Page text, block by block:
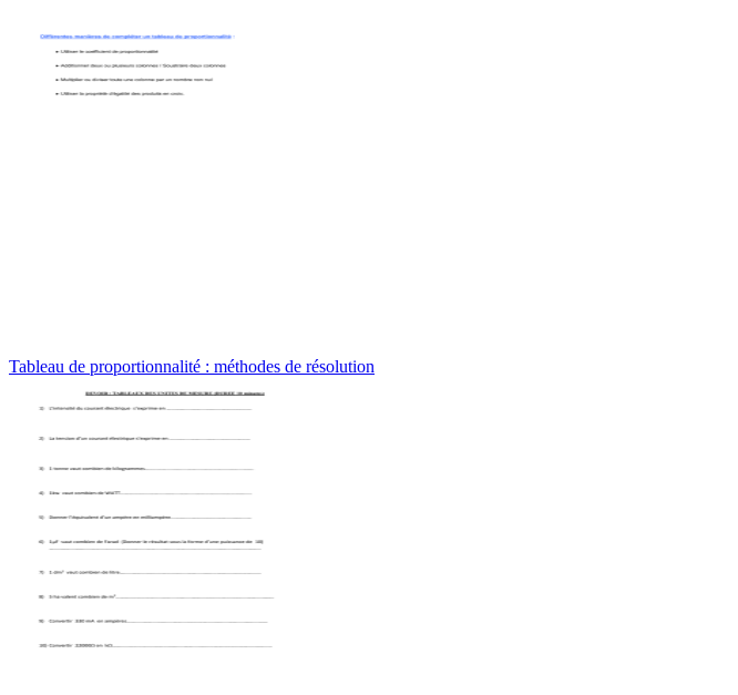
Tableau de proportionnalité : méthodes de résolution